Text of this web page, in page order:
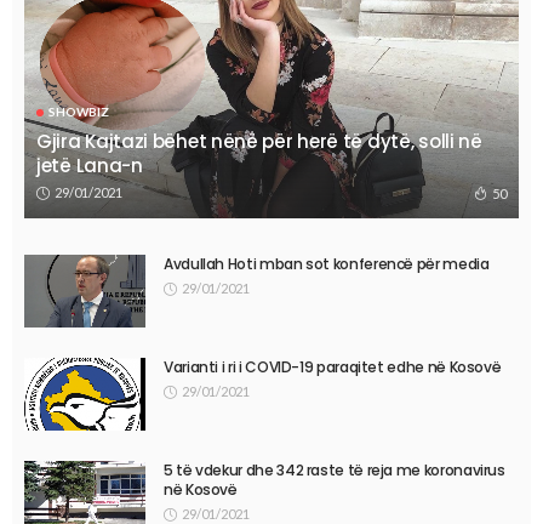
SHOWBIZ
Gjira Kajtazi bëhet nënë për herë të dytë, solli në
jetë Lana-n
29/01/2021 50
Avdullah Hoti mban sot konferencë për media
29/01/2021
Varianti i ri i COVID-19 paraqitet edhe në Kosovë
29/01/2021
5 të vdekur dhe 342 raste të reja me koronavirus
në Kosovë
29/01/2021